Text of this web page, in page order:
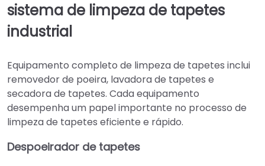
sistema de limpeza de tapetes
industrial
Equipamento completo de limpeza de tapetes inclui
removedor de poeira, lavadora de tapetes e
secadora de tapetes. Cada equipamento
desempenha um papel importante no processo de
limpeza de tapetes eficiente e rápido.
Despoeirador de tapetes